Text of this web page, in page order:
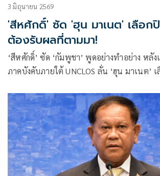
3 มิถุนายน 2569
'สีหศักดิ์' ซัด 'ฮุน มาเนต' เลือก
ต้องรับผลที่ตามมา!
‘สีหศักดิ์’ ซัด ‘กัมพูชา’ พูดอย่างทำอย่าง หลั
ภาคบังคับภายใต้ UNCLOS ลั่น ‘ฮุน มาเนต’ เลือกปิดประตูพูดคุย